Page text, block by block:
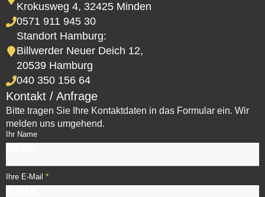
Krokusweg 4, 32425 Minden
0571 911 945 30
Standort Hamburg:
Billwerder Neuer Deich 12,
20539 Hamburg
040 350 156 64
Kontakt / Anfrage
Bitte tragen Sie Ihre Kontaktdaten in das Formular ein. Wir
melden uns umgehend.
Ihr Name
Ihre E-Mail *